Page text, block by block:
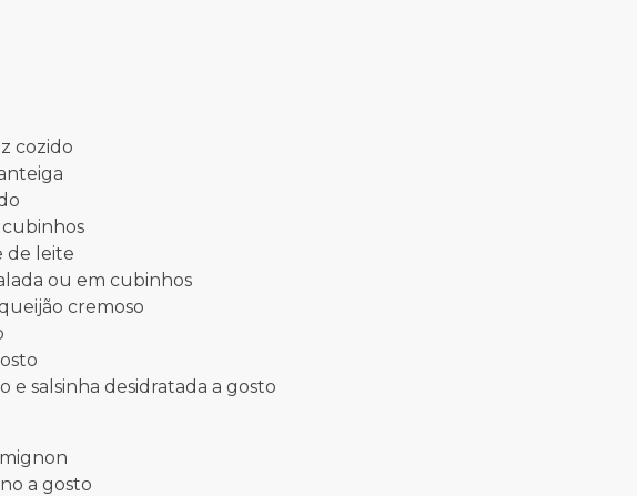
cozido
de leite
ou em cubinhos
cremoso
e salsinha desidratada a gosto
a gosto